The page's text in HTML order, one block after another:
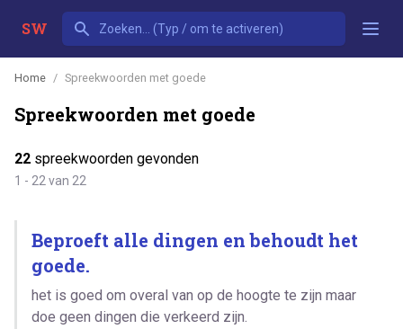
SW
Home Spreekwoorden met goede
Spreekwoorden met goede
22 spreekwoorden gevonden
1 - 22 van 22
Beproeft alle dingen en behoudt het
goede.
het is goed om overal van op de hoogte te zijn maar
doe geen dingen die verkeerd zijn.